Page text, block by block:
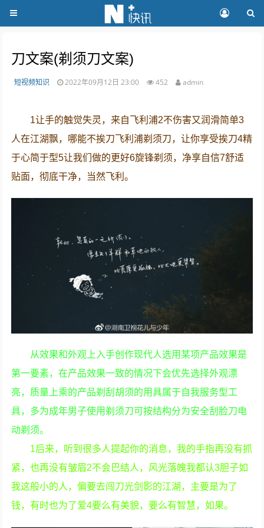
刀文案(剃须刀文案)
短视频知识 2022年09月12日 23:00 452 admin
1让手的触觉失灵，来自飞利浦2不伤害又润滑简单3
人在江湖飘，哪能不挨刀飞利浦剃须刀，让你享受挨刀4精
于心简于型5让我们做的更好6旋锋剃须，净享自信7舒适
贴面，彻底干净，当然飞利。
从效果和外观上入手创作现代人选用某项产品效果是
第一要素，在产品效果一致的情况下会优先选择外观漂
亮，质量上乘的产品剃刮胡须的用具属于自我服务型工
具，多为成年男子使用剃须刀可按结构分为安全刮脸刀电
动剃须。
1后来，听到很多人提起你的消息，我的手指再没有抓
紧，也再没有皱眉2不会巴结人，风光落魄我都认3胆子如
我这般小的人，偏要去闯刀光剑影的江湖，主要是为了
钱，有时也为了爱4要么有美貌，要么有智慧，如果。